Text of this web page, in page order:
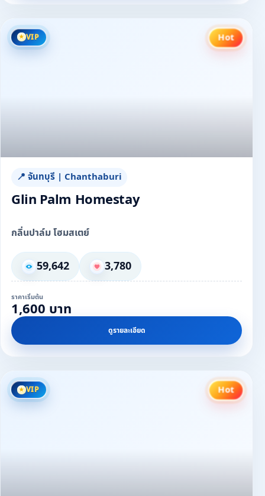
VIP Hot
📍 จันทบุรี | Chanthaburi
Glin Palm Homestay
กลิ่นปาล์ม โฮมสเตย์
59,642 3,780
ราคาเริ่มต้น
1,600 บาท
ดูรายละเอียด
VIP Hot